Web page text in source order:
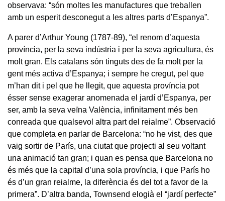
observava: “són moltes les manufactures que treballen
amb un esperit desconegut a les altres parts d’Espanya”.
A parer d’Arthur Young (1787-89), “el renom d’aquesta
província, per la seva indústria i per la seva agricultura, és
molt gran. Els catalans són tinguts des de fa molt per la
gent més activa d’Espanya; i sempre he cregut, pel que
m’han dit i pel que he llegit, que aquesta província pot
ésser sense exagerar anomenada el jardí d’Espanya, per
ser, amb la seva veïna València, infinitament més ben
conreada que qualsevol altra part del reialme”. Observació
que completa en parlar de Barcelona: “no he vist, des que
vaig sortir de París, una ciutat que projecti al seu voltant
una animació tan gran; i quan es pensa que Barcelona no
és més que la capital d’una sola província, i que París ho
és d’un gran reialme, la diferència és del tot a favor de la
primera”. D’altra banda, Townsend elogià el “jardí perfecte”